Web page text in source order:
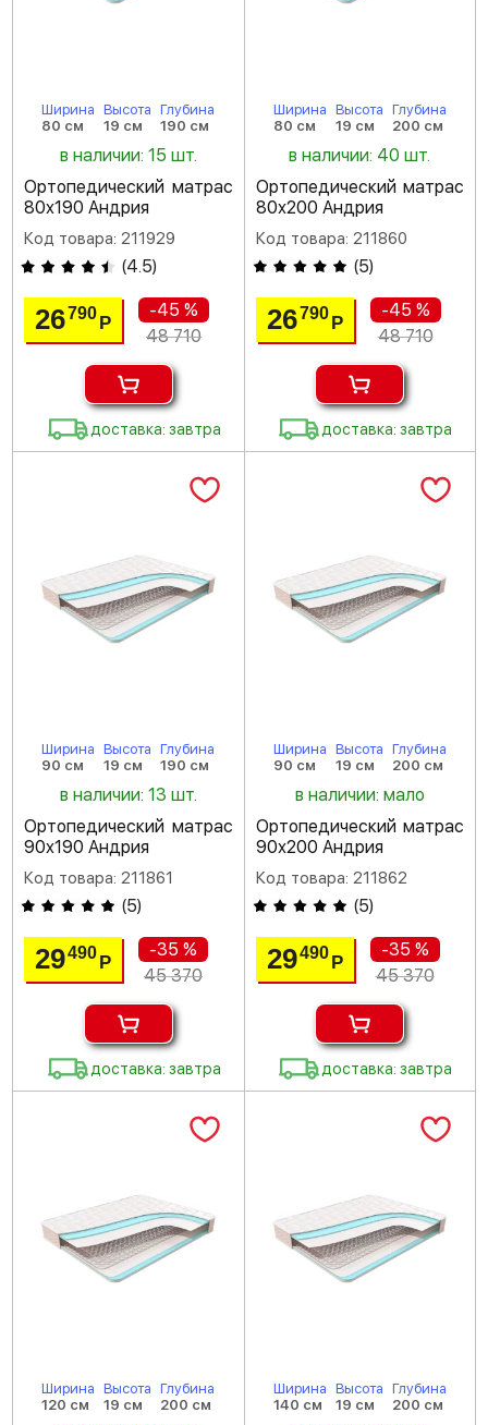
Ширина
80 см
Высота
19 см
Глубина
190 см
в наличии: 15 шт.
Ортопедический матрас
80х190 Андрия
Код товара: 211929
(4.5)
26790Р
-45 %
48 710
доставка: завтра
Ширина
80 см
Высота
19 см
Глубина
200 см
в наличии: 40 шт.
Ортопедический матрас
80х200 Андрия
Код товара: 211860
(5)
26790 Р
-45 %
48 710
доставка: завтра
Ширина
90 см
Высота
19 см
Глубина
190 см
в наличии: 13 шт.
Ортопедический матрас
90х190 Андрия
Код товара: 211861
(5)
29490Р
-35 %
45 370
доставка: завтра
Ширина
90 см
Высота
19 см
Глубина
200 см
в наличии: мало
Ортопедический матрас
90х200 Андрия
Код товара: 211862
(5)
29490 Р
-35 %
45 370
доставка: завтра
Ширина
120 см
Высота
19 см
Глубина
200 см
Ширина
140 см
Высота
19 см
Глубина
200 см